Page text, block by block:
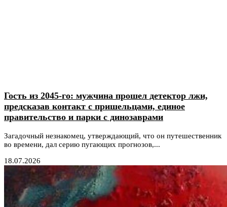
Гость из 2045-го: мужчина прошел детектор лжи,
предсказав контакт с пришельцами, единое
правительство и парки с динозаврами
Загадочный незнакомец, утверждающий, что он путешественник
во времени, дал серию пугающих прогнозов,...
18.07.2026